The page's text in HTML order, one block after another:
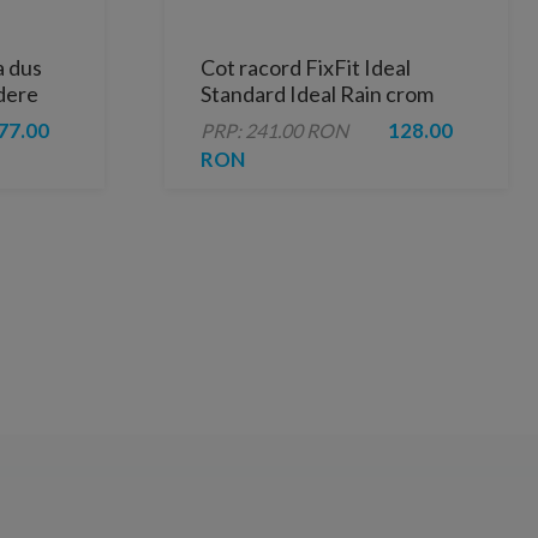
dus
Cot racord FixFit Ideal
Standard Ideal Rain crom
lucios
PRP: 241.00 RON
128.00
RON